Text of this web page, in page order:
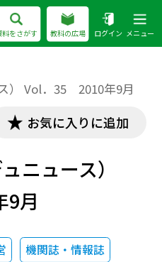
料をさがす 教科の広場 ログイン メニュー
） Vol．35 2010年9月
お気に入りに追加
ニュース）
月
機関誌・情報誌